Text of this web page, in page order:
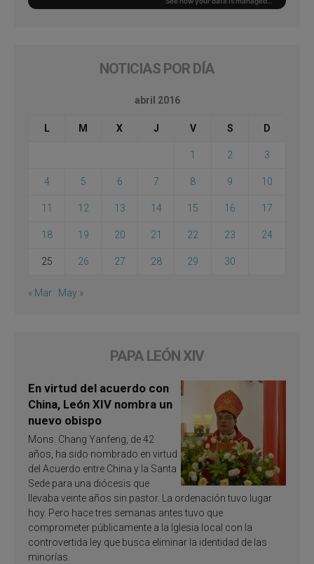
NOTICIAS POR DÍA
abril 2016
L M X J V S D
1 2 3
4 5 6 7 8 9 10
11 12 13 14 15 16 17
18 19 20 21 22 23 24
25 26 27 28 29 30
« Mar May »
PAPA LEÓN XIV
En virtud del acuerdo con
China, León XIV nombra un
nuevo obispo
Mons. Chang Yanfeng, de 42
años, ha sido nombrado en virtud
del Acuerdo entre China y la Santa
Sede para una diócesis que
llevaba veinte años sin pastor. La ordenación tuvo lugar
hoy. Pero hace tres semanas antes tuvo que
comprometer públicamente a la Iglesia local con la
controvertida ley que busca eliminar la identidad de las
minorías.